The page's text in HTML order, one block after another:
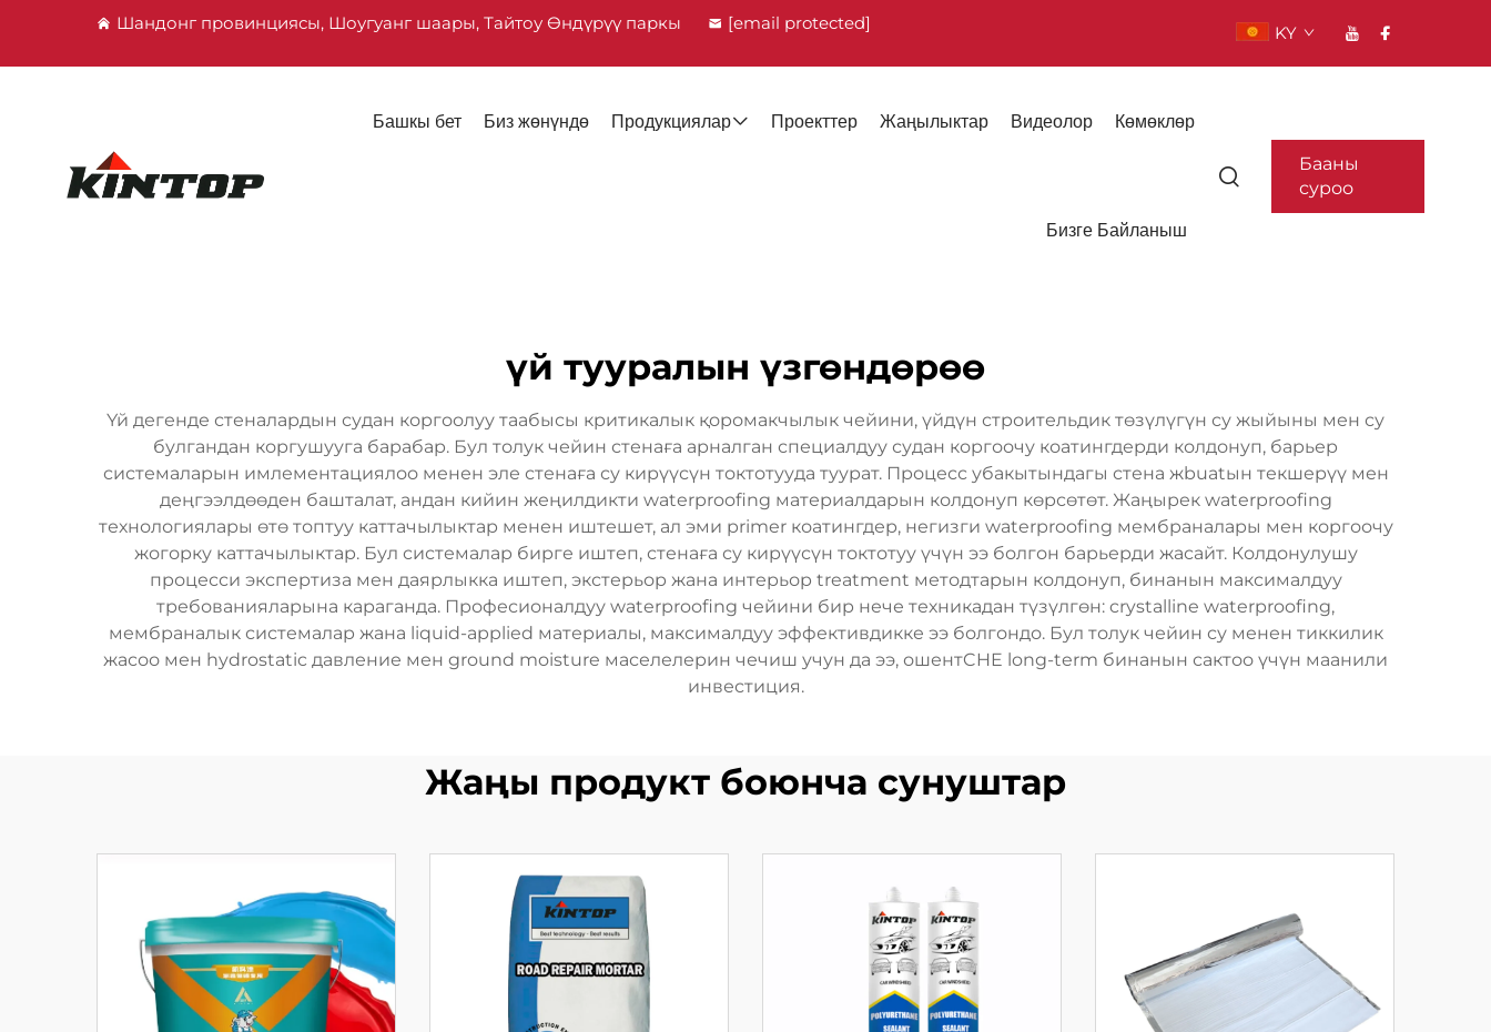
Шандонг провинциясы, Шоугуанг шаары, Тайтоу Өндүрүү паркы [email protected] KY
Башкы бет Биз жөнүндө Продукциялар Проекттер Жаңылыктар Видеолор Көмөклөр
Бизге Байланыш
Бааны
суроо
үй тууралын үзгөндөрөө
Үй дегенде стеналардын судан коргоолуу таабысы критикалык қоромакчылык чейини, үйдүн строительдик төзүлүгүн су жыйыны мен су
булгандан коргушууга барабар. Бул толук чейин стенаға арналган специалдуу судан коргоочу коатингдерди колдонуп, барьер
системаларын имлементациялоо менен эле стенаға су кирүүсүн токтотууда туурат. Процесс убакытындагы стена жbuatын текшерүү мен
деңгээлдөөден башталат, андан кийин жеңилдикти waterproofing материалдарын колдонуп көрсөтөт. Жаңырек waterproofing
технологиялары өтө топтуу каттачылыктар менен иштешет, ал эми primer коатингдер, негизги waterproofing мембраналары мен коргоочу
жогорку каттачылыктар. Бул системалар бирге иштеп, стенаға су кирүүсүн токтотуу үчүн ээ болгон барьерди жасайт. Колдонулушу
процесси экспертиза мен даярлыкка иштеп, экстерьор жана интерьор treatment методтарын колдонуп, бинанын максималдуу
требованияларына караганда. Професионалдуу waterproofing чейини бир нече техникадан түзүлгөн: crystalline waterproofing,
мембраналык системалар жана liquid-applied материалы, максималдуу эффективдикке ээ болгондо. Бул толук чейин су менен тиккилик
жасоо мен hydrostatic давление мен ground moisture маселелерин чечиш учун да ээ, ошентCHE long-term бинанын сактоо үчүн маанили
инвестиция.
Жаңы продукт боюнча сунуштар